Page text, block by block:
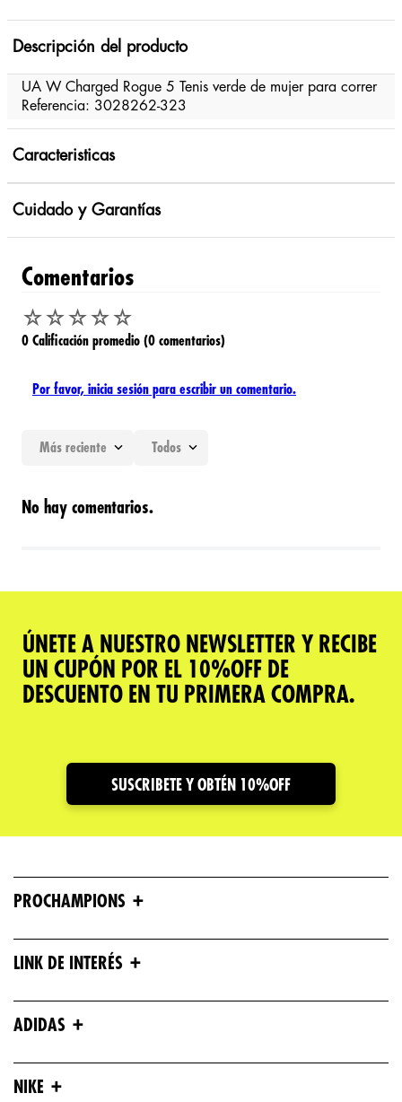
Descripción del producto
UA W Charged Rogue 5 Tenis verde de mujer para correr
Referencia: 3028262-323
Caracteristicas
Cuidado y Garantías
Comentarios
☆☆☆☆☆
0 Calificación promedio (0 comentarios)
Por favor, inicia sesión para escribir un comentario.
Más reciente Todos
No hay comentarios.
ÚNETE A NUESTRO NEWSLETTER Y RECIBE
UN CUPÓN POR EL 10%OFF DE
DESCUENTO EN TU PRIMERA COMPRA.
SUSCRIBETE Y OBTÉN 10%OFF
PROCHAMPIONS +
LINK DE INTERÉS +
ADIDAS +
NIKE +